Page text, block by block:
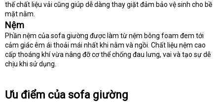
thế chất liệu vải cũng giúp dễ dàng thay giặt đảm bảo vệ sinh cho bề
mặt nằm.
Nệm
Phần nệm của sofa giường được làm từ nệm bông foam đem tới
cảm giác êm ái thoải mái nhất khi nằm và ngồi. Chất liệu nệm cao
cấp thoáng khí vừa nâng đỡ cơ thể chống đau lưng, vai và tạo sự dễ
chịu khi sử dụng.
Ưu điểm của sofa giường